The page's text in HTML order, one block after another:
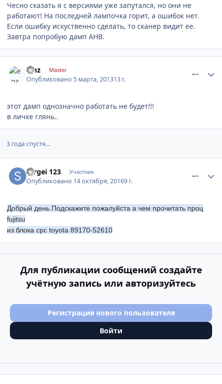
Чесно сказать я с версиями уже запутался, но они не
работают! На последней лампочка горит, а ошибок нет.
Если ошибку искуственно сделать, то сканер видит ее.
Завтра попробую дамп AHB.
emz Master
Опубликовано 5 марта, 201313 г.
этот дамп однозначно работать не будет!!!
в личке глянь..
3 года спустя...
sergei 123 Участник
Опубликовано 14 октября, 20169 г.
Добрый день.Подскажите пожалуйста а чем прочитать проц
fujitsu
из блока срс toyota 89170-52610
Для публикации сообщений создайте
учётную запись или авторизуйтесь
Регистрация нового пользователя
Войти